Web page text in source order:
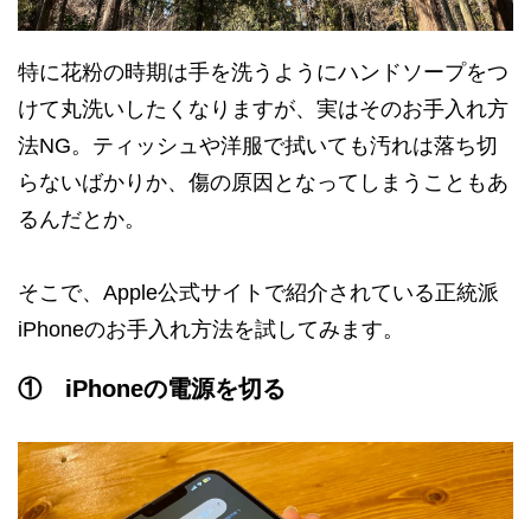
特に花粉の時期は手を洗うようにハンドソープをつ
けて丸洗いしたくなりますが、実はそのお手入れ方
法NG。ティッシュや洋服で拭いても汚れは落ち切
らないばかりか、傷の原因となってしまうこともあ
るんだとか。
そこで、Apple公式サイトで紹介されている正統派
iPhoneのお手入れ方法を試してみます。
① iPhoneの電源を切る